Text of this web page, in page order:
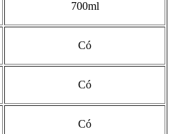
700ml
Có
Có
Có